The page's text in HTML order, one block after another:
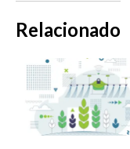
Relacionado